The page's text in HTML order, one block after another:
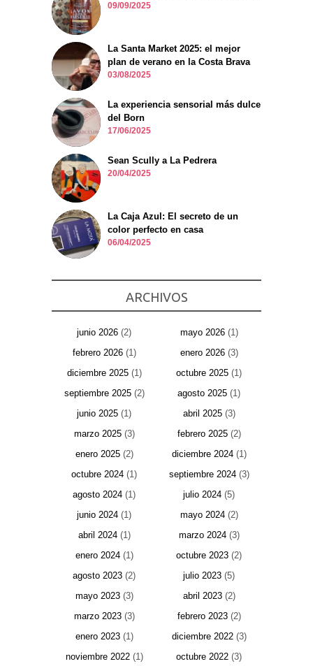
09/09/2025
La Santa Market 2025: el mejor
plan de verano en la Costa Brava
03/08/2025
La experiencia sensorial más dulce
del Born
17/06/2025
Sean Scully a La Pedrera
20/04/2025
La Caja Azul: El secreto de un
color perfecto en casa
06/04/2025
ARCHIVOS
junio 2026 (2) mayo 2026(1)
febrero 2026(1) enero 2026(3)
diciembre 2025(1) octubre 2025 (1)
septiembre 2025(2) agosto 2025 (1)
junio 2025 (1) abril 2025(3)
marzo 2025(3) febrero 2025(2)
enero 2025(2) diciembre 2024(1)
octubre 2024 (1) septiembre 2024(3)
agosto 2024 (1) julio 2024 (5)
junio 2024 (1) mayo 2024(2)
abril 2024(1) marzo 2024(3)
enero 2024(1) octubre 2023 (2)
agosto 2023 (2) julio 2023 (5)
mayo 2023(3) abril 2023(2)
marzo 2023(3) febrero 2023(2)
enero 2023(1) diciembre 2022(3)
noviembre 2022(1) octubre 2022 (3)